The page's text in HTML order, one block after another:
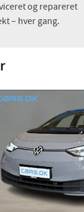
og repareret
– hver gang.